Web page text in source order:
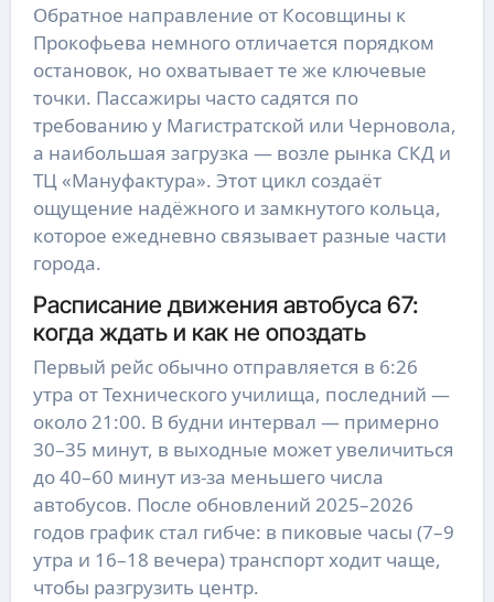
Обратное направление от Косовщины к
Прокофьева немного отличается порядком
остановок, но охватывает те же ключевые
точки. Пассажиры часто садятся по
требованию у Магистратской или Черновола,
а наибольшая загрузка — возле рынка СКД и
ТЦ «Мануфактура». Этот цикл создаёт
ощущение надёжного и замкнутого кольца,
которое ежедневно связывает разные части
города.
Расписание движения автобуса 67:
когда ждать и как не опоздать
Первый рейс обычно отправляется в 6:26
утра от Технического училища, последний —
около 21:00. В будни интервал — примерно
30–35 минут, в выходные может увеличиться
до 40–60 минут из-за меньшего числа
автобусов. После обновлений 2025–2026
годов график стал гибче: в пиковые часы (7–9
утра и 16–18 вечера) транспорт ходит чаще,
чтобы разгрузить центр.